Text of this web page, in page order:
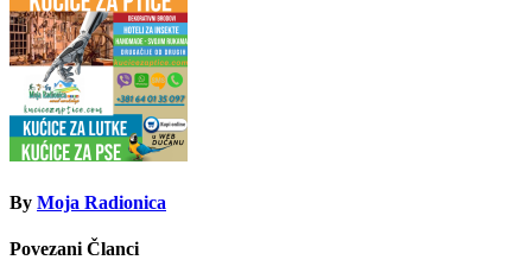
чланка
By Moja Radionica
Povezani Članci